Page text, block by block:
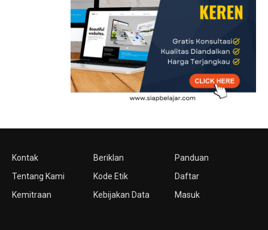
Kontak
Tentang Kami
Kemitraan
Beriklan
Kode Etik
Kebijakan Data
Panduan
Daftar
Masuk